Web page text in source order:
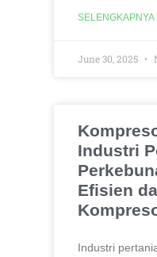
SELENGKAPNYA
June 30, 2025
Industri
Efisien
Industri